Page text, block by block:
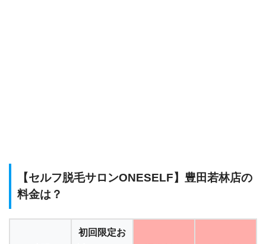
【セルフ脱毛サロンONESELF】豊田若林店の
料金は？
初回限定お